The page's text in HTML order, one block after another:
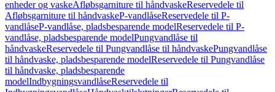
enheder og vaskeAfløbsgarniture til håndvaskeReservedele til
Afløbsgarniture til håndvaskeP-vandlåseReservedele til P-
vandlåseP-vandlåse, pladsbesparende modelReservedele til P-
vandlåse, pladsbesparende modelPungvandlåse til
håndvaskeReservedele til Pungvandlåse til håndvaskePungvandlåse
til håndvaske, pladsbesparende modelReservedele til Pungvandlåse
til håndvaske, pladsbesparende
modelIndbygningsvandlåseReservedele til